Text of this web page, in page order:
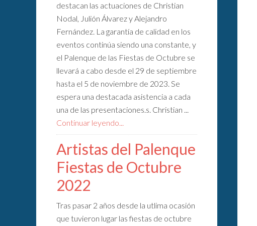
destacan las actuaciones de Christian
Nodal, Julión Álvarez y Alejandro
Fernández. La garantía de calidad en los
eventos continúa siendo una constante, y
el Palenque de las Fiestas de Octubre se
llevará a cabo desde el 29 de septiembre
hasta el 5 de noviembre de 2023. Se
espera una destacada asistencia a cada
una de las presentaciones.s. Christian ...
Continuar leyendo...
Artistas del Palenque
Fiestas de Octubre
2022
Tras pasar 2 años desde la utlima ocasión
que tuvieron lugar las fiestas de octubre